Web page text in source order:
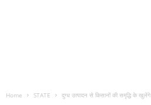
Home STATE दुग्ध उत्पादन से किसानों की समृद्धि के खुलेंगे